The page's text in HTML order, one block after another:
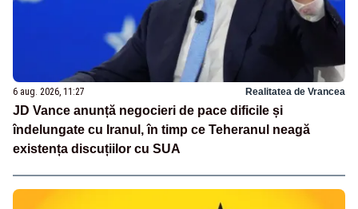
6 aug. 2026, 11:27 Realitatea de Vrancea
JD Vance anunță negocieri de pace dificile și
îndelungate cu Iranul, în timp ce Teheranul neagă
existența discuțiilor cu SUA